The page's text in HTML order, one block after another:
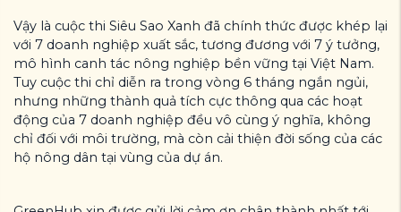
Vậy là cuộc thi Siêu Sao Xanh đã chính thức được khép lại
với 7 doanh nghiệp xuất sắc, tương đương với 7 ý tưởng,
mô hình canh tác nông nghiệp bền vững tại Việt Nam.
Tuy cuộc thi chỉ diễn ra trong vòng 6 tháng ngắn ngủi,
nhưng những thành quả tích cực thông qua các hoạt
động của 7 doanh nghiệp đều vô cùng ý nghĩa, không
chỉ đối với môi trường, mà còn cải thiện đời sống của các
hộ nông dân tại vùng của dự án.